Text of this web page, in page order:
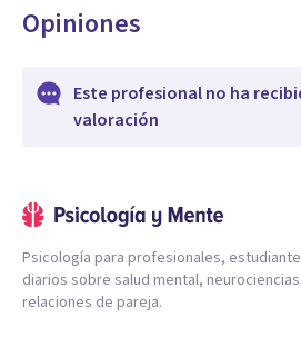
Opiniones
Este profesional no ha
valoración
Psicología para profesionales,
diarios sobre salud mental,
relaciones de pareja.